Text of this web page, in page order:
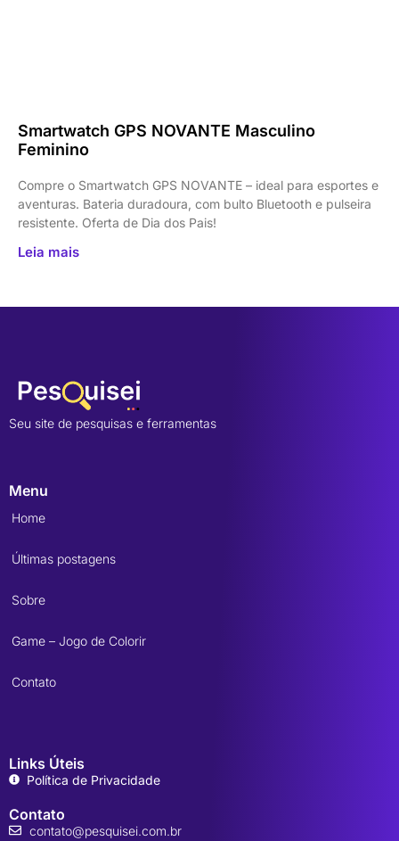
Smartwatch GPS NOVANTE Masculino
Feminino
Compre o Smartwatch GPS NOVANTE – ideal para esportes e
aventuras. Bateria duradoura, com bulto Bluetooth e pulseira
resistente. Oferta de Dia dos Pais!
Leia mais
Seu site de pesquisas e ferramentas
Menu
Home
Últimas postagens
Sobre
Game – Jogo de Colorir
Contato
Links Úteis
Política de Privacidade
Contato
contato@pesquisei.com.br